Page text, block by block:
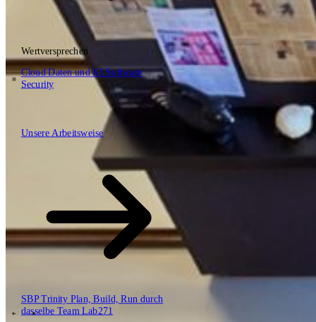
Wertversprechen
CloudDaten und KISoftware
Security
Unsere Arbeitsweise
SBP Trinity Plan, Build, Run durch
dasselbe TeamLab271
DE
ENNL
CloudDaten und KISoftwareSecurity